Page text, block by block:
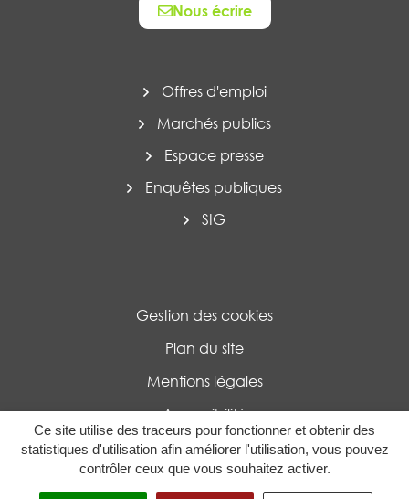
Ce site utilise des traceurs pour fonctionner et obtenir des
statistiques d'utilisation afin améliorer l'utilisation, vous pouvez
contrôler ceux que vous souhaitez activer.
MENU RECHERCHE
Nous écrire
Offres d'emploi
Marchés publics
Espace presse
Enquêtes publiques
SIG
Gestion des cookies
Plan du site
Mentions légales
Accessibilité
Politique de confidentialité